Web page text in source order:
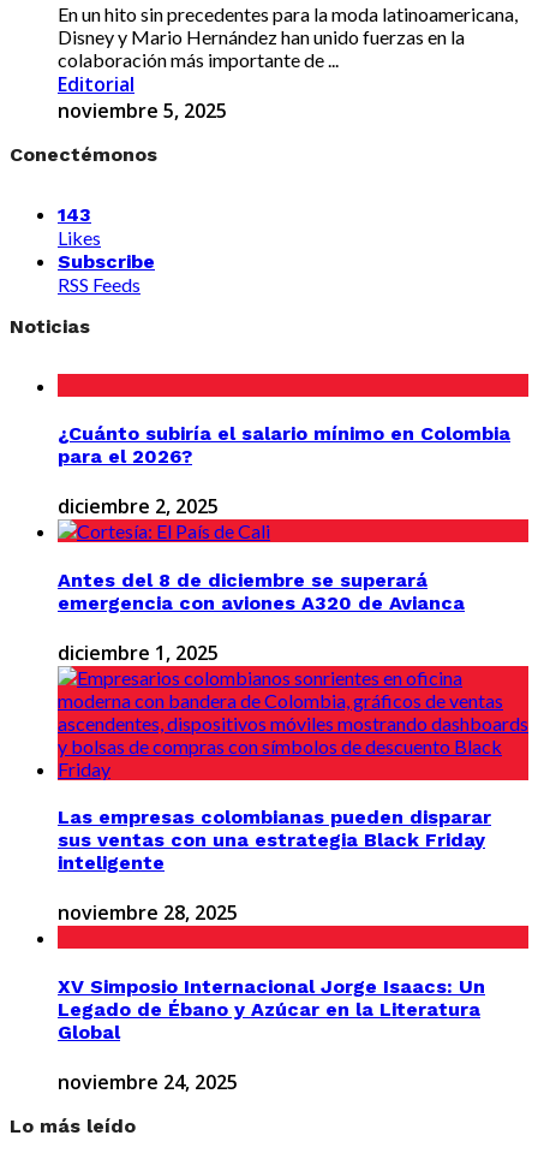
En un hito sin precedentes para la moda latinoamericana,
Disney y Mario Hernández han unido fuerzas en la
colaboración más importante de ...
Editorial
noviembre 5, 2025
Conectémonos
143
Likes
Subscribe
RSS Feeds
Noticias
¿Cuánto subiría el salario mínimo en Colombia
para el 2026?
diciembre 2, 2025
Antes del 8 de diciembre se superará
emergencia con aviones A320 de Avianca
diciembre 1, 2025
Las empresas colombianas pueden disparar
sus ventas con una estrategia Black Friday
inteligente
noviembre 28, 2025
XV Simposio Internacional Jorge Isaacs: Un
Legado de Ébano y Azúcar en la Literatura
Global
noviembre 24, 2025
Lo más leído